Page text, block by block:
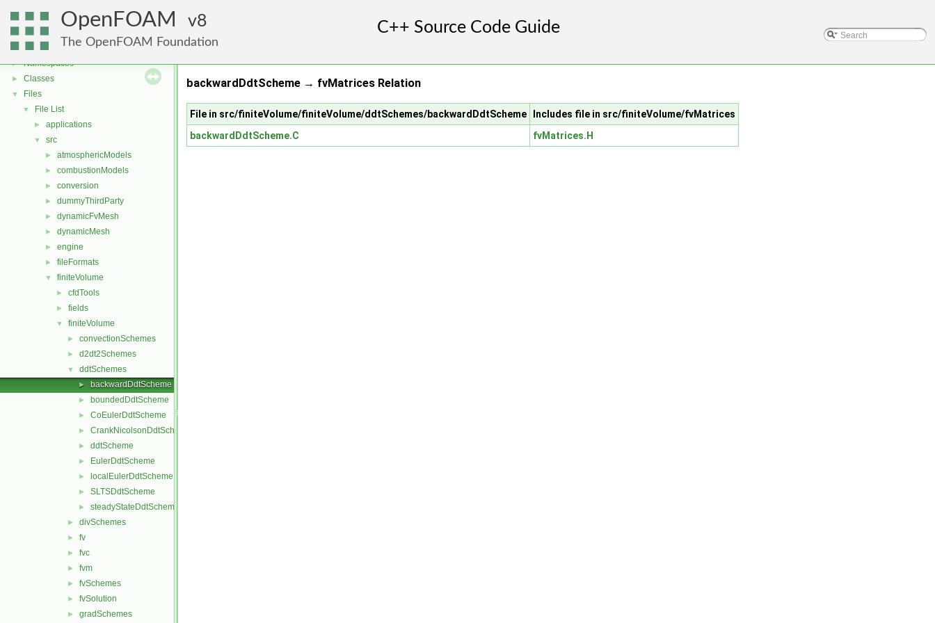
OpenFOAM 8
The OpenFOAM Foundation
OpenFOAM
► Free, Open Source Software from the OpenFOAM Foundation
► Namespaces
► Classes
▼ Files
▼ File List
► applications
▼ src
► atmosphericModels
► combustionModels
► conversion
► dummyThirdParty
► dynamicFvMesh
► dynamicMesh
► engine
► fileFormats
▼ finiteVolume
► cfdTools
► fields
▼ finiteVolume
► convectionSchemes
► d2dt2Schemes
▼ ddtSchemes
► backwardDdtScheme
► boundedDdtScheme
► CoEulerDdtScheme
► CrankNicolsonDdtScheme
► ddtScheme
► EulerDdtScheme
► localEulerDdtScheme
► SLTSDdtScheme
► steadyStateDdtScheme
► divSchemes
► fv
► fvc
► fvm
► fvSchemes
► fvSolution
► gradSchemes
backwardDdtScheme → fvMatrices Relation
File in src/finiteVolume/finiteVolume/ddtSchemes/backwardDdtScheme
Includes file in src/finiteVolume/fvMatrices
backwardDdtScheme.C
fvMatrices.H